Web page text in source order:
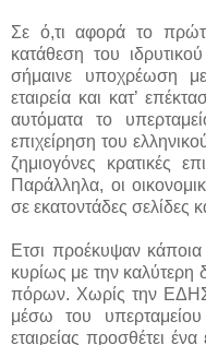
Σε ό,τι αφορά το
κατάθεση του
σήμαινε υποχρέωση
εταιρεία και κατ’
αυτόματα το
επιχείρηση του
ζημιογόνες κρατικές
Παράλληλα, οι
σε εκατοντάδες σελίδες
Ετσι προέκυψαν
κυρίως με την καλύτερη
πόρων. Χωρίς την
μέσω του
εταιρείας προσθέτει